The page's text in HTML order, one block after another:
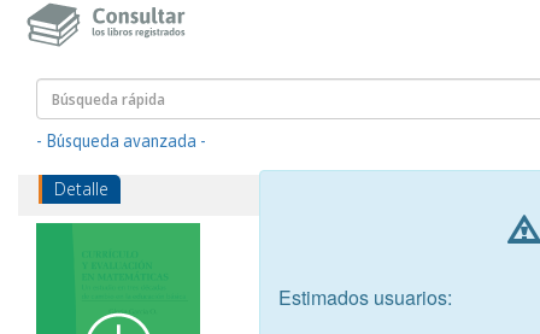
- Búsqueda avanzada -
Detalle
Estimados usuarios: